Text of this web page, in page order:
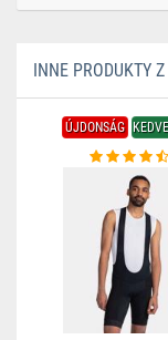
INNE PRODUKTY
ÚJDONSÁG